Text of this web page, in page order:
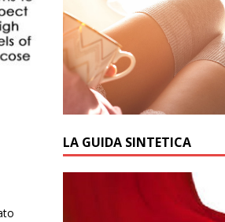
LA GUIDA SINTETICA